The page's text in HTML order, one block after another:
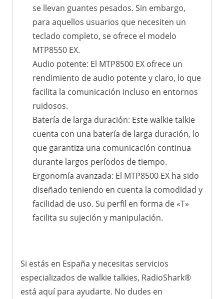
se llevan guantes pesados. Sin embargo,
para aquellos usuarios que necesiten un
teclado completo, se ofrece el modelo
MTP8550 EX.
Audio potente: El MTP8500 EX ofrece un
rendimiento de audio potente y claro, lo que
facilita la comunicación incluso en entornos
ruidosos.
Batería de larga duración: Este walkie talkie
cuenta con una batería de larga duración, lo
que garantiza una comunicación continua
durante largos períodos de tiempo.
Ergonomía avanzada: El MTP8500 EX ha sido
diseñado teniendo en cuenta la comodidad y
facilidad de uso. Su perfil en forma de «T»
facilita su sujeción y manipulación.
Si estás en España y necesitas servicios
especializados de walkie talkies, RadioShark®
está aquí para ayudarte. No dudes en